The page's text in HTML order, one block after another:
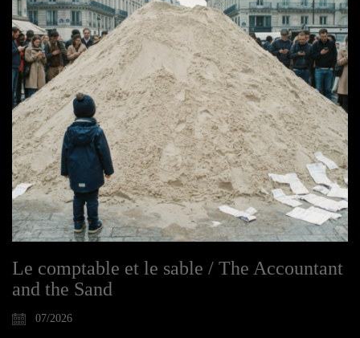
Le comptable et le sable / The Accountant
and the Sand
07/2026